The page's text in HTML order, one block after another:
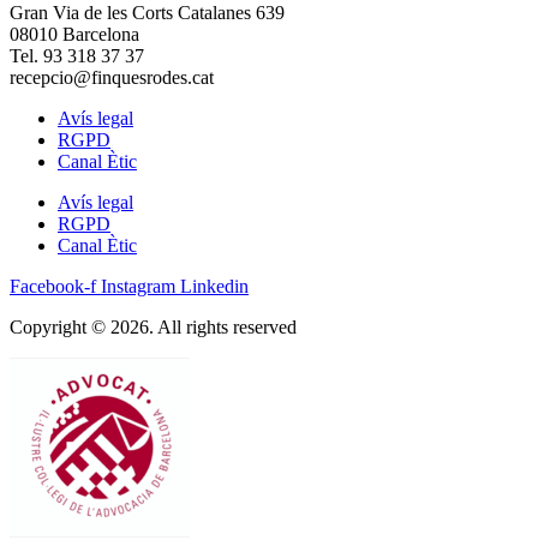
Gran Via de les Corts Catalanes 639
08010 Barcelona
Tel. 93 318 37 37
recepcio@finquesrodes.cat
Avís legal
RGPD
Canal Ètic
Avís legal
RGPD
Canal Ètic
Facebook-f Instagram Linkedin
Copyright © 2026. All rights reserved